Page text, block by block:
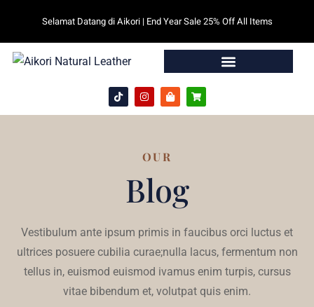
Selamat Datang di Aikori | End Year Sale 25% Off All Items
OUR
Blog
Vestibulum ante ipsum primis in faucibus orci luctus et
ultrices posuere cubilia curae;nulla lacus, fermentum non
tellus in, euismod euismod ivamus enim turpis, cursus
vitae bibendum et, volutpat quis enim.